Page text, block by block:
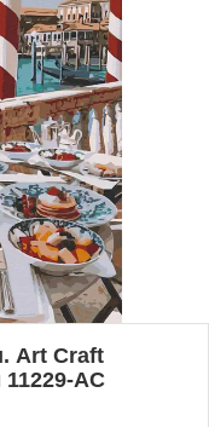
Art Craft
11229-AC